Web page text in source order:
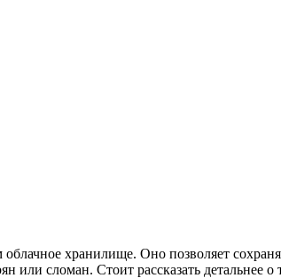
хранилище. Оно позволяет
сломан. Стоит рассказать детальнее